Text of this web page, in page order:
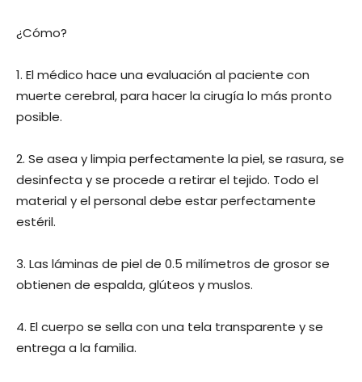
¿Cómo?
1. El médico hace una evaluación al paciente con
muerte cerebral, para hacer la cirugía lo más pronto
posible.
2. Se asea y limpia perfectamente la piel, se rasura, se
desinfecta y se procede a retirar el tejido. Todo el
material y el personal debe estar perfectamente
estéril.
3. Las láminas de piel de 0.5 milímetros de grosor se
obtienen de espalda, glúteos y muslos.
4. El cuerpo se sella con una tela transparente y se
entrega a la familia.